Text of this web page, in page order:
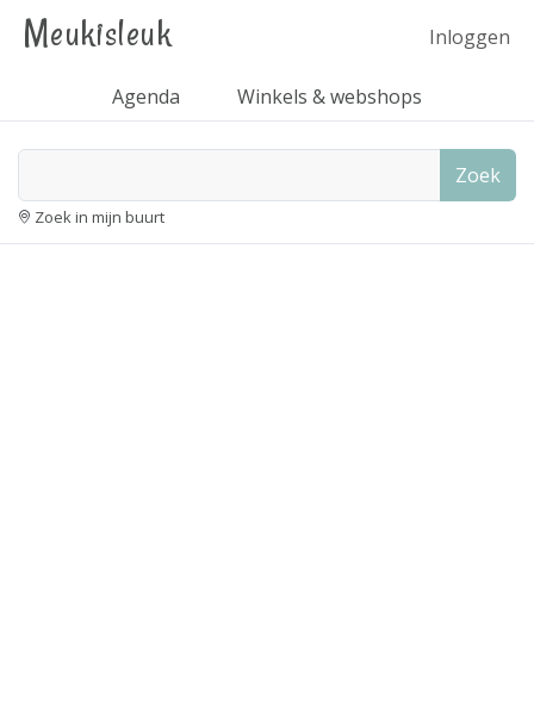
Meukisleuk Inloggen
Agenda Winkels & webshops
Zoek
Zoek in mijn buurt